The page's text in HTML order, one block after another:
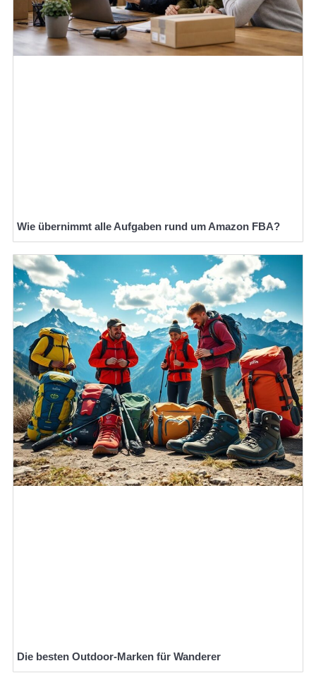
Wie übernimmt alle Aufgaben rund um Amazon FBA?
Die besten Outdoor-Marken für Wanderer